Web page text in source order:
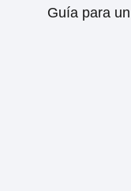
Guía para